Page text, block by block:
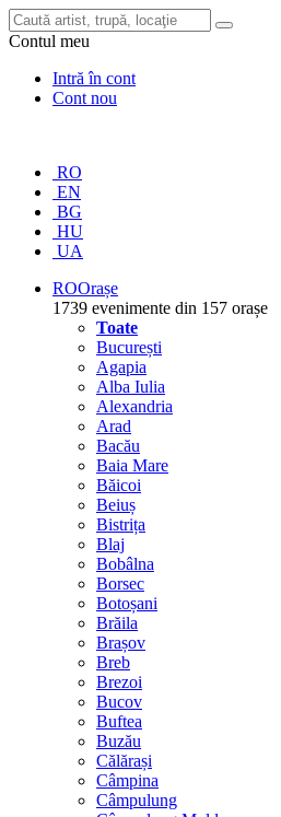
Contul meu
Intră în cont
Cont nou
RO
EN
BG
HU
UA
ROOrașe
1739 evenimente din 157 orașe
Toate
București
Agapia
Alba Iulia
Alexandria
Arad
Bacău
Baia Mare
Băicoi
Beiuș
Bistrița
Blaj
Bobâlna
Borsec
Botoșani
Brăila
Brașov
Breb
Brezoi
Bucov
Buftea
Buzău
Călărași
Câmpina
Câmpulung